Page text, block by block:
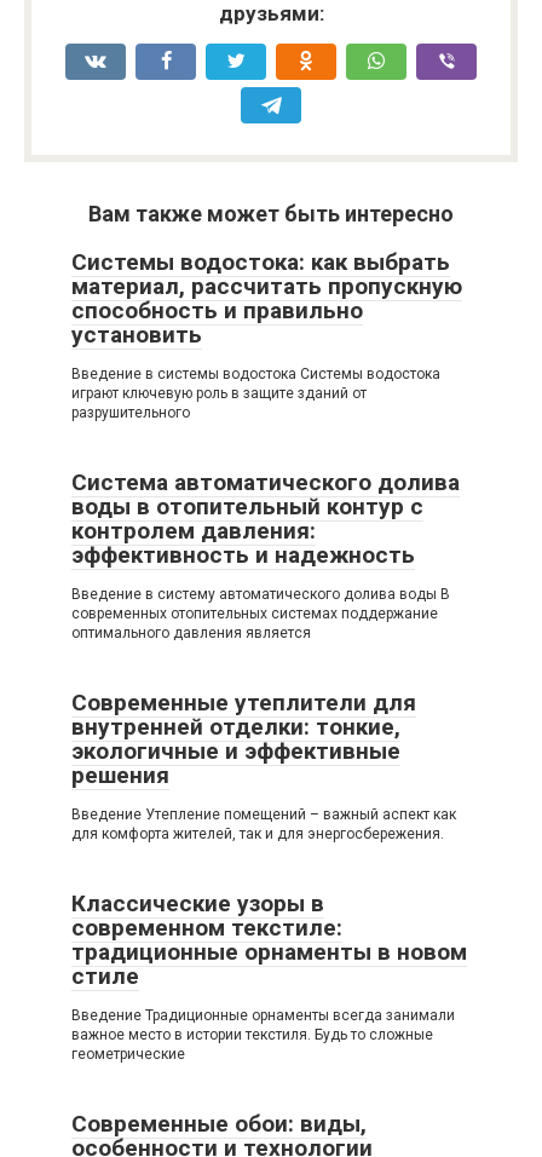
друзьями:
Вам также может быть интересно
Системы водостока: как выбрать
материал, рассчитать пропускную
способность и правильно
установить
Введение в системы водостока Системы водостока
играют ключевую роль в защите зданий от
разрушительного
Система автоматического долива
воды в отопительный контур с
контролем давления:
эффективность и надежность
Введение в систему автоматического долива воды В
современных отопительных системах поддержание
оптимального давления является
Современные утеплители для
внутренней отделки: тонкие,
экологичные и эффективные
решения
Введение Утепление помещений – важный аспект как
для комфорта жителей, так и для энергосбережения.
Классические узоры в
современном текстиле:
традиционные орнаменты в новом
стиле
Введение Традиционные орнаменты всегда занимали
важное место в истории текстиля. Будь то сложные
геометрические
Современные обои: виды,
особенности и технологии